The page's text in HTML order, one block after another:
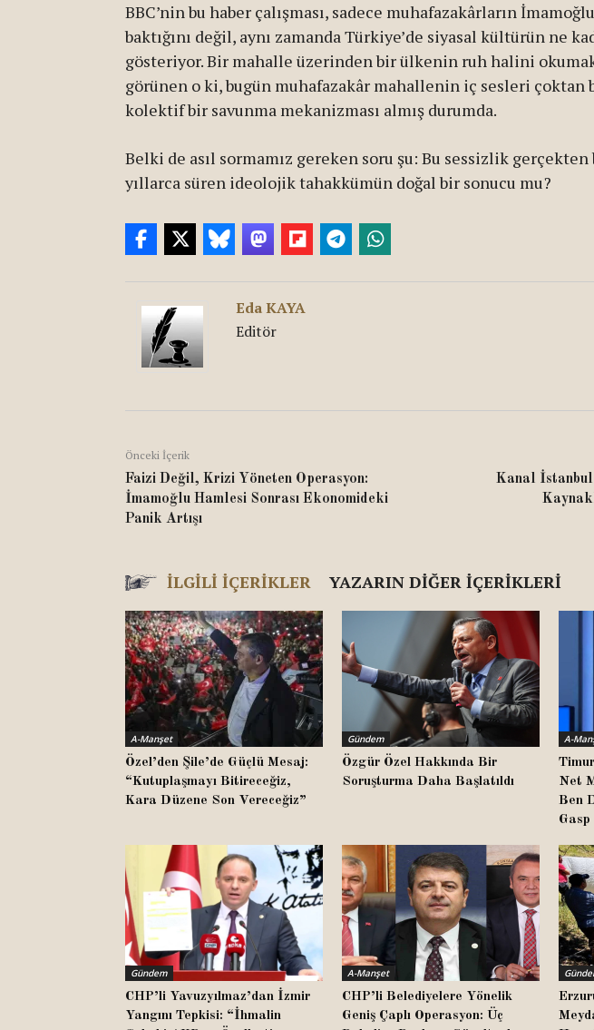
BBC’nin bu haber çalışması, sadece muhafazakârların
baktığını değil, aynı zamanda Türkiye’de siyasal kültürün ne
gösteriyor. Bir mahalle üzerinden bir ülkenin ruh halini
görünen o ki, bugün muhafazakâr mahallenin iç sesleri çoktan
kolektif bir savunma mekanizması almış durumda.
Belki de asıl sormamız gereken soru şu: Bu sessizlik
yıllarca süren ideolojik tahakkümün doğal bir sonucu mu?
Eda KAYA
Editör
Önceki İçerik
Faizi Değil, Krizi Yöneten Operasyon:
İmamoğlu Hamlesi Sonrası Ekonomideki
Panik Artışı
Kanal İstanbul
İLGILI İÇERIKLER YAZARIN DIĞER İÇERIKLERI
A-Manşet
Özel’den Şile’de Güçlü Mesaj:
“Kutuplaşmayı Bitireceğiz,
Kara Düzene Son Vereceğiz”
Gündem
Özgür Özel Hakkında Bir
Soruşturma Daha Başlatıldı
A-
Net
Ben
Gündem
CHP’li Yavuzyılmaz’dan İzmir
Yangını Tepkisi: “İhmalin
A-Manşet
CHP’li Belediyelere Yönelik
Geniş Çaplı Operasyon: Üç